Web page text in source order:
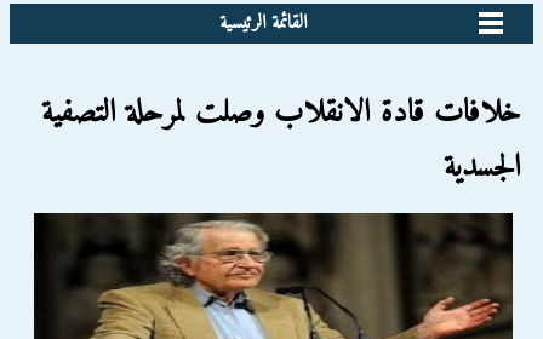
القائمة الرئيسية
خلافات قادة الانقلاب وصلت لمرحلة التصفية
الجسدية